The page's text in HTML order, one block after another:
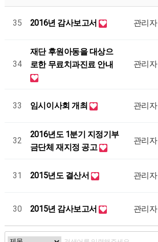
35 2016년 감사보고서 관리자
34
재단 후원아동을 대상으
로한 무료치과진료 안내
관리자
33 임시이사회 개최 관리자
32
2016년도 1분기 지정기부
금단체 재지정 공고
관리자
31 2015년도 결산서 관리자
30 2015년 감사보고서 관리자